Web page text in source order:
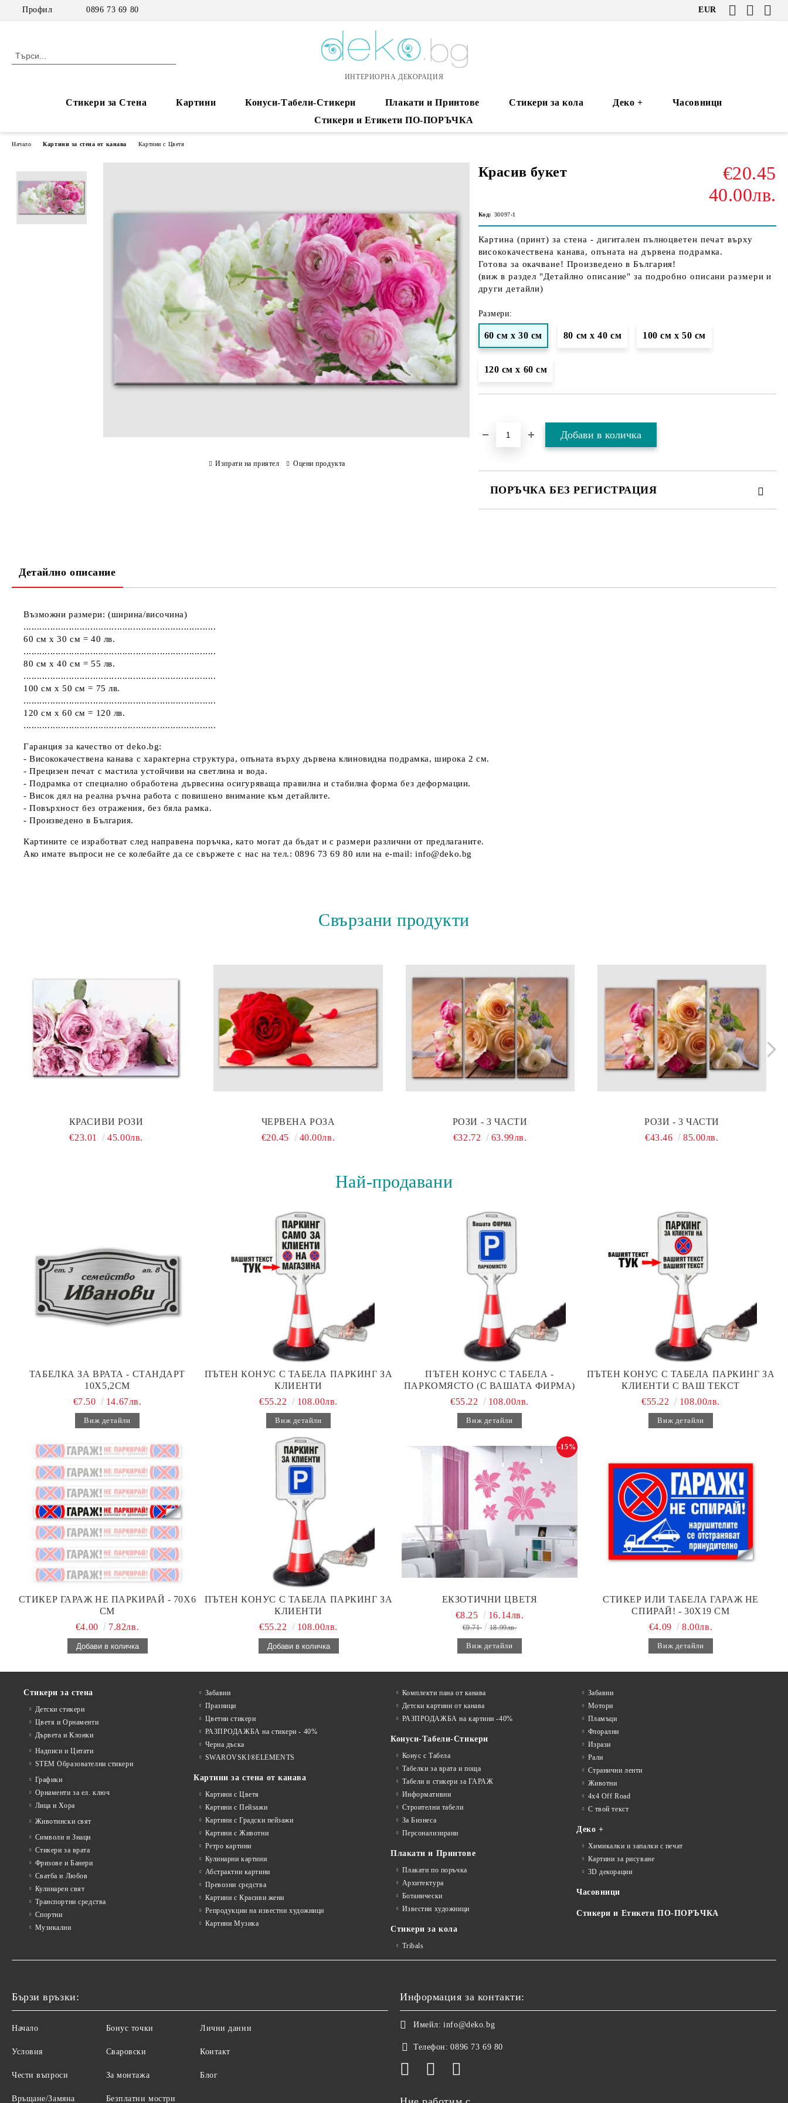
Профил 0896 73 69 80 EUR
ИНТЕРИОРНА ДЕКОРАЦИЯ
Стикери за Стена Картини Конуси-Табели-Стикери Плакати и Принтове Стикери за кола Деко +
Часовници
Стикери и Етикети ПО-ПОРЪЧКА
Начало Картини за стена от канава Картини с Цветя
Красив букет
€20.45
40.00лв.
Код: 30097-1
Картина (принт) за стена - дигитален пълноцветен печат върху
висококачествена канава, опъната на дървена подрамка.
Готова за окачване! Произведено в България!
(виж в раздел "Детайлно описание" за подробно описани размери и
други детайли)
Размери:
60 см х 30 см 80 см х 40 см 100 см х 50 см
120 см х 60 см
ПОРЪЧКА БЕЗ РЕГИСТРАЦИЯ
Изпрати на приятел Оцени продукта
Детайлно описание
Възможни размери: (ширина/височина)
........................................................................
60 см х 30 см = 40 лв.
........................................................................
80 см х 40 см = 55 лв.
........................................................................
100 см х 50 см = 75 лв.
........................................................................
120 см х 60 см = 120 лв.
........................................................................
Гаранция за качество от deko.bg:
- Висококачествена канава с характерна структура, опъната върху дървена клиновидна подрамка, широка 2 см.
- Прецизен печат с мастила устойчиви на светлина и вода.
- Подрамка от специално обработена дървесина осигуряваща правилна и стабилна форма без деформации.
- Висок дял на реална ръчна работа с повишено внимание към детайлите.
- Повърхност без отражения, без бяла рамка.
- Произведено в България.
Картините се изработват след направена поръчка, като могат да бъдат и с размери различни от предлаганите.
Ако имате въпроси не се колебайте да се свържете с нас на тел.: 0896 73 69 80 или на e-mail: info@deko.bg
Свързани продукти
КРАСИВИ РОЗИ
€23.01
45.00лв.
ЧЕРВЕНА РОЗА
€20.45
40.00лв.
РОЗИ - 3 ЧАСТИ
€32.72
63.99лв.
РОЗИ - 3 ЧАСТИ
€43.46
85.00лв.
Най-продавани
ТАБЕЛКА ЗА ВРАТА - СТАНДАРТ
10Х5,2СМ
€7.50
14.67лв.
Виж детайли
ПЪТЕН КОНУС С ТАБЕЛА ПАРКИНГ ЗА
КЛИЕНТИ
€55.22
108.00лв.
Виж детайли
ПЪТЕН КОНУС С ТАБЕЛА -
ПАРКОМЯСТО (С ВАШАТА ФИРМА)
€55.22
108.00лв.
Виж детайли
ПЪТЕН КОНУС С ТАБЕЛА ПАРКИНГ ЗА
КЛИЕНТИ С ВАШ ТЕКСТ
€55.22
108.00лв.
Виж детайли
СТИКЕР ГАРАЖ НЕ ПАРКИРАЙ - 70Х6
СМ
€4.00
7.82лв.
ПЪТЕН КОНУС С ТАБЕЛА ПАРКИНГ ЗА
КЛИЕНТИ
€55.22
108.00лв.
ЕКЗОТИЧНИ ЦВЕТЯ
-15%
€8.25 16.14лв.
€9.71 18.99лв.
Виж детайли
СТИКЕР ИЛИ ТАБЕЛА ГАРАЖ НЕ
СПИРАЙ! - 30Х19 СМ
€4.09
8.00лв.
Виж детайли
Стикери за стена
Детски стикери
Цветя и Орнаменти
Дървета и Клонки
Надписи и Цитати
STEM Образователни стикери
Графики
Орнаменти за ел. ключ
Лица и Хора
Животински свят
Символи и Знаци
Стикери за врата
Фризове и Банери
Сватба и Любов
Кулинарен свят
Транспортни средства
Спортни
Музикални
Забавни
Празници
Цветни стикери
РАЗПРОДАЖБА на стикери - 40%
Черна дъска
SWAROVSKI®ELEMENTS
Картини за стена от канава
Картини с Цветя
Картини с Пейзажи
Картини с Градски пейзажи
Картини с Животни
Ретро картини
Кулинарни картини
Абстрактни картини
Превозни средства
Картини с Красиви жени
Репродукции на известни художници
Картини Музика
Комплекти пана от канава
Детски картини от канава
РАЗПРОДАЖБА на картини -40%
Конуси-Табели-Стикери
Конус с Табела
Табелки за врата и поща
Табели и стикери за ГАРАЖ
Информативни
Строителни табели
За Бизнеса
Персонализирани
Плакати и Принтове
Плакати по поръчка
Архитектура
Ботанически
Известни художници
Стикери за кола
Tribals
Забавни
Мотори
Пламъци
Флорални
Изрази
Рали
Странични ленти
Животни
4x4 Off Road
С твой текст
Деко +
Химикалки и запалки с печат
Картини за рисуване
3D декорации
Часовници
Стикери и Етикети ПО-ПОРЪЧКА
Бързи връзки:
Начало
Условия
Чести въпроси
Връщане/Замяна
Бонус точки
Сваровски
За монтажа
Безплатни мостри
Лични данни
Контакт
Блог
Информация за контакти:
Имейл: info@deko.bg
Телефон: 0896 73 69 80